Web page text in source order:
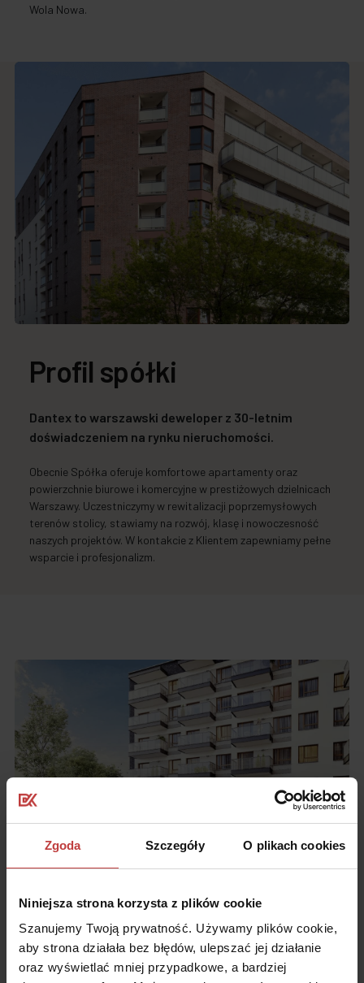
Zgoda Szczegóły O plikach cookies
Niniejsza strona korzysta z plików cookie
Szanujemy Twoją prywatność. Używamy plików cookie,
aby strona działała bez błędów, ulepszać jej działanie
oraz wyświetlać mniej przypadkowe, a bardziej
Wola Nowa.
Profil spółki
Dantex to warszawski deweloper z 30-letnim
doświadczeniem na rynku nieruchomości.
Obecnie Spółka oferuje komfortowe apartamenty oraz
powierzchnie biurowe i komercyjne w prestiżowych dzielnicach
Warszawy. Uczestniczymy w rewitalizacji poprzemysłowych
terenów stolicy, stawiamy na rozwój, klasę i nowoczesność
naszych projektów. W kontakcie z Klientem zapewniamy pełne
wsparcie i profesjonalizm.
Strategia rozwoju